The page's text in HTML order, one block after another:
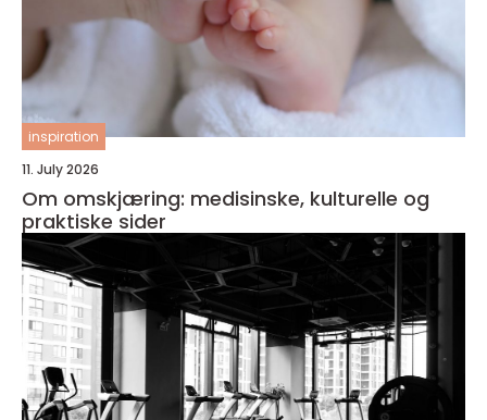
inspiration
11. July 2026
Om omskjæring: medisinske, kulturelle og
praktiske sider